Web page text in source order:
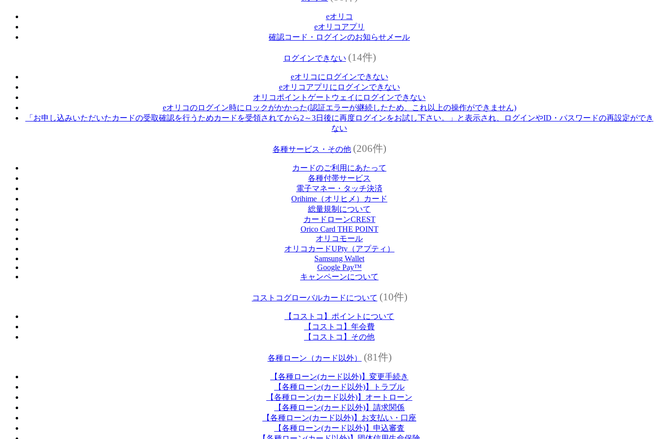
eオリコ
eオリコアプリ
確認コード・ログインのお知らせメール
ログインできない (14件)
eオリコにログインできない
eオリコアプリにログインできない
オリコポイントゲートウェイにログインできない
eオリコのログイン時にロックがかかった(認証エラーが継続したため、これ以上の操作ができません)
「お申し込みいただいたカードの受取確認を行うためカードを受領されてから2～3日後に再度ログインをお試し下さい。」と表示され、ログインやID・パスワードの再設定ができ
ない
各種サービス・その他 (206件)
カードのご利用にあたって
各種付帯サービス
電子マネー・タッチ決済
Orihime（オリヒメ）カード
総量規制について
カードローンCREST
Orico Card THE POINT
オリコモール
オリコカードUPty（アプティ）
Samsung Wallet
Google Pay™
キャンペーンについて
コストコグローバルカードについて (10件)
【コストコ】ポイントについて
【コストコ】年会費
【コストコ】その他
各種ローン（カード以外） (81件)
【各種ローン(カード以外)】変更手続き
【各種ローン(カード以外)】トラブル
【各種ローン(カード以外)】オートローン
【各種ローン(カード以外)】請求関係
【各種ローン(カード以外)】お支払い・口座
【各種ローン(カード以外)】申込審査